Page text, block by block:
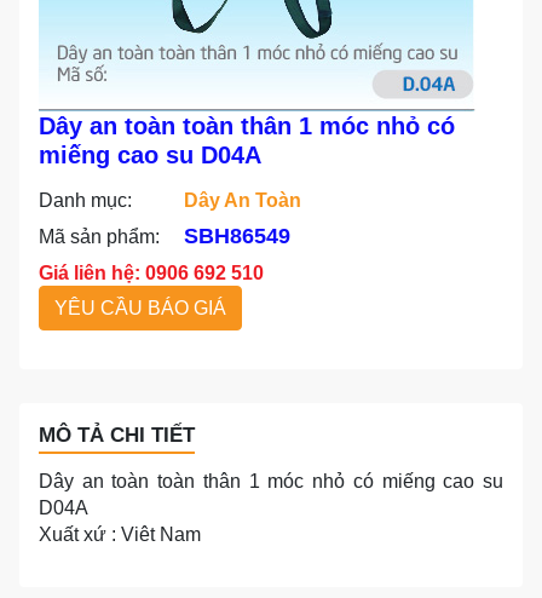
Dây an toàn toàn thân 1 móc nhỏ có
miếng cao su D04A
Danh mục:
Dây An Toàn
Mã sản phẩm:
SBH86549
Giá liên hệ: 0906 692 510
YÊU CẦU BÁO GIÁ
MÔ TẢ CHI TIẾT
Dây an toàn toàn thân 1 móc nhỏ có miếng cao su
D04A
Xuất xứ : Viêt Nam